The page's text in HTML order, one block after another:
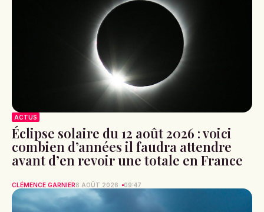
ACTUS
Éclipse solaire du 12 août 2026 : voici
combien d’années il faudra attendre
avant d’en revoir une totale en France
CLÉMENCE GARNIER8 AOÛT 2026 09:47